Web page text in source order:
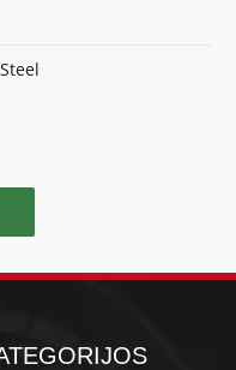
Steel